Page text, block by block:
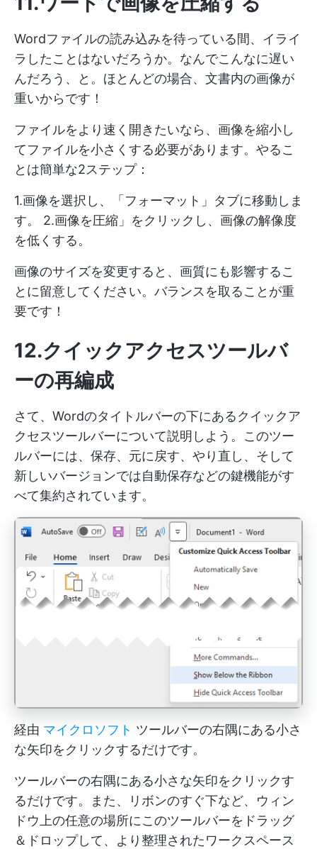
Wordファイルの読み込みを待っている間、イライ
ラしたことはないだろうか。なんでこんなに遅い
んだろう、と。ほとんどの場合、文書内の画像が
重いからです！
ファイルをより速く開きたいなら、画像を縮小し
てファイルを小さくする必要があります。やるこ
とは簡単な2ステップ：
1.画像を選択し、「フォーマット」タブに移動しま
す。 2.画像を圧縮」をクリックし、画像の解像度
を低くする。
画像のサイズを変更すると、画質にも影響するこ
とに留意してください。バランスを取ることが重
要です！
12.クイックアクセスツールバ
ーの再編成
さて、Wordのタイトルバーの下にあるクイックア
クセスツールバーについて説明しよう。このツー
ルバーには、保存、元に戻す、やり直し、そして
新しいバージョンでは自動保存などの鍵機能がす
べて集約されています。
経由 マイクロソフト ツールバーの右隅にある小さ
な矢印をクリックするだけです。
ツールバーの右隅にある小さな矢印をクリックす
るだけです。また、リボンのすぐ下など、ウィン
ドウ上の任意の場所にこのツールバーをドラッグ
＆ドロップして、より整理されたワークスペース